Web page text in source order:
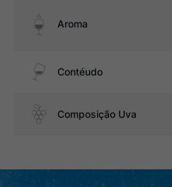
Aroma
Contéudo
Composição Uva